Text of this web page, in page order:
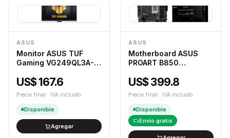
ASUS
Monitor ASUS TUF
Gaming VG249QL3A-J
(1920x1080) 180Hz
US$ 167.6
Precio final · IVA incluido
Disponible
Agregar
ASUS
Motherboard ASUS
PROART B850
US$ 399.8
Precio final · IVA incluido
Disponible
Envío gratis